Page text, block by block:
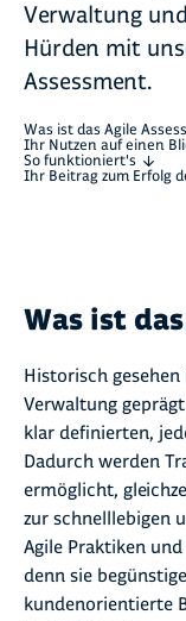
Verwaltung
Hürden mit
Assessment.
Was ist das Agile
Ihr Nutzen auf einen
So funktioniert's
Ihr Beitrag zum Erfolg
Was ist
Historisch
Verwaltung
klar definierten,
Dadurch werden
ermöglicht,
zur schnelllebigen
Agile Praktiken
denn sie
kundenorientierte